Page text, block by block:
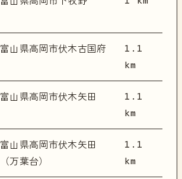
富山県高岡市伏木古国府
1.1
km
富山県高岡市伏木矢田
1.1
km
富山県高岡市伏木矢田
（万葉台）
1.1
km